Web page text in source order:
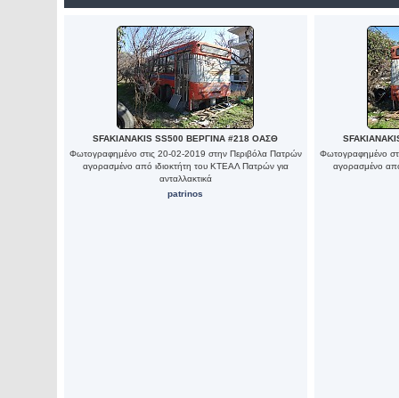
SFAKIANAKIS SS500 ΒΕΡΓΙΝΑ #218 ΟΑΣΘ
Φωτογραφημένο στις 20-02-2019 στην Περιβόλα Πατρών
αγορασμένο από ιδιοκτήτη του ΚΤΕΑΛ Πατρών για
ανταλλακτικά
patrinos
Φωτογραφημένο
αγορασμένο